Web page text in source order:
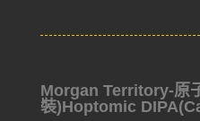
Morgan Territory-原
裝)Hoptomic